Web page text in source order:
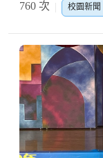
760 次
校園新聞